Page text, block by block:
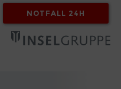
MYINSEL
NOTFALL 24H